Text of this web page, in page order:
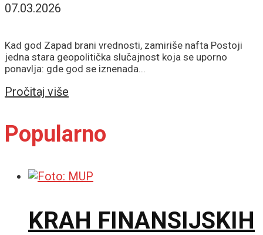
07.03.2026
Kad god Zapad brani vrednosti, zamiriše nafta Postoji
jedna stara geopolitička slučajnost koja se uporno
ponavlja: gde god se iznenada...
Pročitaj više
Popularno
KRAH FINANSIJSKIH